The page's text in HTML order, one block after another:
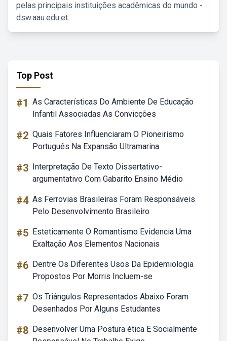
pelas principais instituições acadêmicas do mundo -
dsw.aau.edu.et.
Top Post
#1 As Características Do Ambiente De Educação
Infantil Associadas As Convicções
#2 Quais Fatores Influenciaram O Pioneirismo
Português Na Expansão Ultramarina
#3 Interpretação De Texto Dissertativo-
argumentativo Com Gabarito Ensino Médio
#4 As Ferrovias Brasileiras Foram Responsáveis
Pelo Desenvolvimento Brasileiro
#5 Esteticamente O Romantismo Evidencia Uma
Exaltação Aos Elementos Nacionais
#6 Dentre Os Diferentes Usos Da Epidemiologia
Propostos Por Morris Incluem-se
#7 Os Triângulos Representados Abaixo Foram
Desenhados Por Alguns Estudantes
#8 Desenvolver Uma Postura ética E Socialmente